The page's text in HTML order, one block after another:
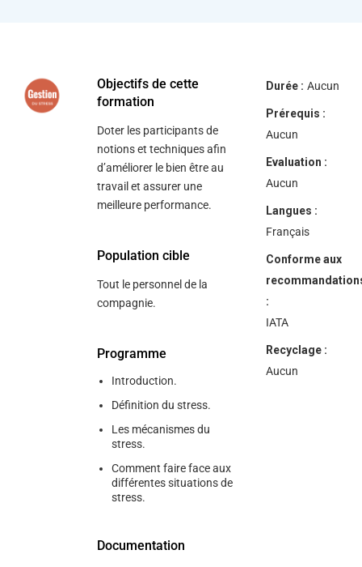
content.
Objectifs de cette
formation
Doter les participants de
notions et techniques afin
d’améliorer le bien être au
travail et assurer une
meilleure performance.
Population cible
Tout le personnel de la
compagnie.
Programme
Introduction.
Définition du stress.
Les mécanismes du
stress.
Comment faire face aux
différentes situations de
stress.
Documentation
Durée : Aucun
Prérequis :
Aucun
Evaluation :
Aucun
Langues :
Français
Conforme aux
:
IATA
Recyclage :
Aucun